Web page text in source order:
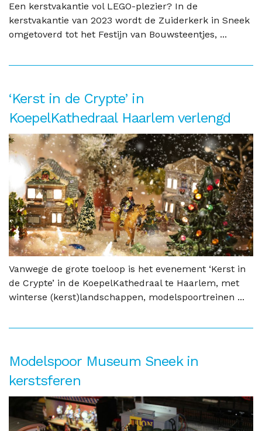
Een kerstvakantie vol LEGO-plezier? In de
kerstvakantie van 2023 wordt de Zuiderkerk in Sneek
omgetoverd tot het Festijn van Bouwsteentjes, ...
‘Kerst in de Crypte’ in
KoepelKathedraal Haarlem verlengd
Vanwege de grote toeloop is het evenement ‘Kerst in
de Crypte’ in de KoepelKathedraal te Haarlem, met
winterse (kerst)landschappen, modelspoortreinen ...
Modelspoor Museum Sneek in
kerstsferen